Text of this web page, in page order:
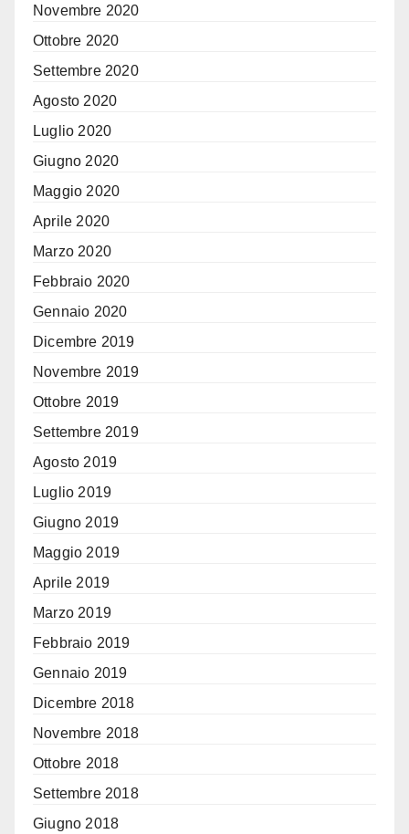
Novembre 2020
Ottobre 2020
Settembre 2020
Agosto 2020
Luglio 2020
Giugno 2020
Maggio 2020
Aprile 2020
Marzo 2020
Febbraio 2020
Gennaio 2020
Dicembre 2019
Novembre 2019
Ottobre 2019
Settembre 2019
Agosto 2019
Luglio 2019
Giugno 2019
Maggio 2019
Aprile 2019
Marzo 2019
Febbraio 2019
Gennaio 2019
Dicembre 2018
Novembre 2018
Ottobre 2018
Settembre 2018
Giugno 2018